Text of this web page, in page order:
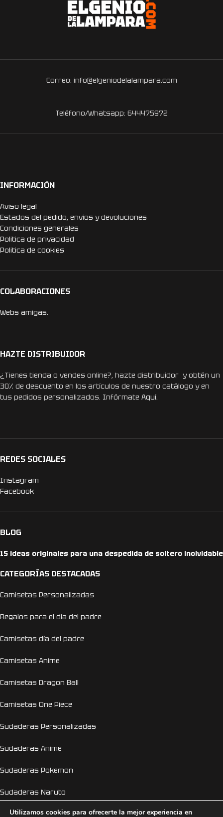
Correo: info@elgeniodelalampara.com
Teléfono/Whatsapp: 644475972
INFORMACIÓN
Aviso legal
Estados del pedido, envíos y devoluciones
Condiciones generales
Politica de privacidad
Politica de cookies
COLABORACIONES
Webs amigas.
HAZTE DISTRIBUIDOR
¿Tienes tienda o vendes online?, hazte distribuidor y obtén un
30% de descuento en los artículos de nuestro catálogo y en
tus pedidos personalizados. Infórmate Aquí.
REDES SOCIALES
Instagram
Facebook
BLOG
15 ideas originales para una despedida de soltero inolvidable
CATEGORÍAS DESTACADAS
Camisetas Personalizadas
Regalos para el día del padre
Camisetas día del padre
Camisetas Anime
Camisetas Dragon Ball
Camisetas One Piece
Sudaderas Personalizadas
Sudaderas Anime
Sudaderas Pokemon
Sudaderas Naruto
Personalizador Online
Utilizamos cookies para ofrecerte la mejor experiencia en